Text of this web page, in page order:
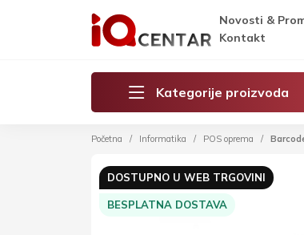
Novosti &
Kontakt
Kategorije proizvoda
Početna Informatika POS oprema
DOSTUPNO U WEB TRGOVINI
BESPLATNA DOSTAVA